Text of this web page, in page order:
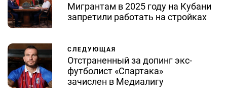
Мигрантам в 2025 году на Кубани
запретили работать на стройках
СЛЕДУЮЩАЯ
Отстраненный за допинг экс-
футболист «Спартака»
зачислен в Медиалигу